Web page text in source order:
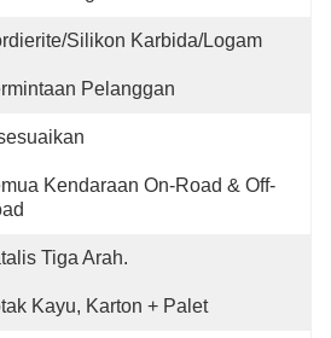
Silikon Karbida/Logam
Pelanggan
Kendaraan On-Road & Off-
Tiga Arah.
Kayu, Karton + Palet